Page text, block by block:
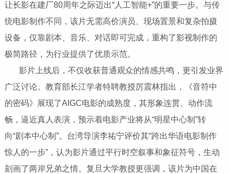
让长影在建厂80周年之际迈出“人工智能+”的重要一步。与传
统电影制作不同，该片无需高价演员、现场置景和复杂拍摄
设备，仅靠剧本、音乐、对话即可完成，重构了影视制作的
极简路径，为行业提供了优质示范。
影片上线后，不仅收获普通观众的情感共鸣，更引发业界
广泛讨论。教育部长江学者特聘教授厉震林指出，《音符中
的密码》展现了AIGC电影的成熟度，其形象连贯、动作流
畅，逼近真人表演，预示着电影产业将从“明星中心制”转
向“剧本中心制”。台湾导演李祐宁评价其“跨出华语电影制作
惊人的一步”，认为影片通过平行时空叙事和象征符号，生动
刻画了两岸兄弟之情。复旦大学教授更强调，该片为中国在